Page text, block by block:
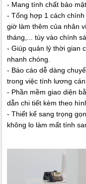
- Mang tính chất bảo
- Tổng hợp 1 cách
giờ làm thêm của nhân
tháng,... tùy vào chính
- Giúp quản lý thời gian
nhanh chóng.
- Báo cáo dễ dàng
trong việc tính lương
- Phần mềm giao diện
dẫn chi tiết kèm theo
- Thiết kế sang trọng
không lo làm mất tính